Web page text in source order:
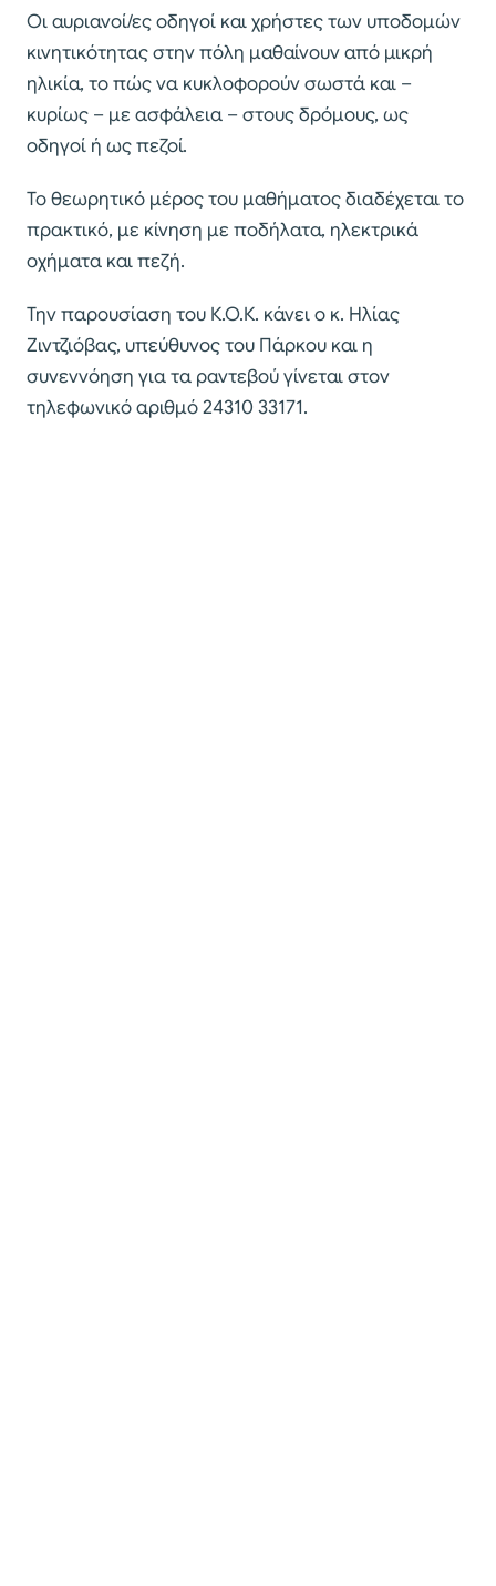
Οι αυριανοί/ες οδηγοί και χρήστες των υποδομών
κινητικότητας στην πόλη μαθαίνουν από μικρή
ηλικία, το πώς να κυκλοφορούν σωστά και –
κυρίως – με ασφάλεια – στους δρόμους, ως
οδηγοί ή ως πεζοί.
Το θεωρητικό μέρος του μαθήματος διαδέχεται το
πρακτικό, με κίνηση με ποδήλατα, ηλεκτρικά
οχήματα και πεζή.
Την παρουσίαση του Κ.Ο.Κ. κάνει ο κ. Ηλίας
Ζιντζιόβας, υπεύθυνος του Πάρκου και η
συνεννόηση για τα ραντεβού γίνεται στον
τηλεφωνικό αριθμό 24310 33171.